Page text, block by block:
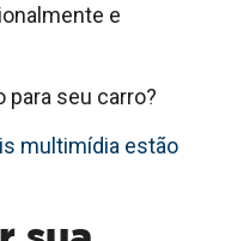
e
para seu carro?
multimídia estão